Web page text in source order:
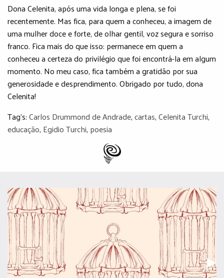
Dona Celenita, após uma vida longa e plena, se foi
recentemente. Mas fica, para quem a conheceu, a imagem de
uma mulher doce e forte, de olhar gentil, voz segura e sorriso
franco. Fica mais do que isso: permanece em quem a
conheceu a certeza do privilégio que foi encontrá-la em algum
momento. No meu caso, fica também a gratidão por sua
generosidade e desprendimento. Obrigado por tudo, dona
Celenita!
Tag's:Carlos Drummond de Andrade,cartas,Celenita Turchi,
educação, Egidio Turchi, poesia
▶︎